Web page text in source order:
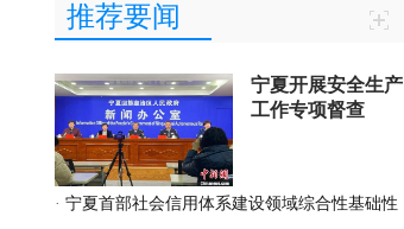
推荐要闻
宁夏开展安全生产
工作专项督查
· 宁夏首部社会信用体系建设领域综合性基础性